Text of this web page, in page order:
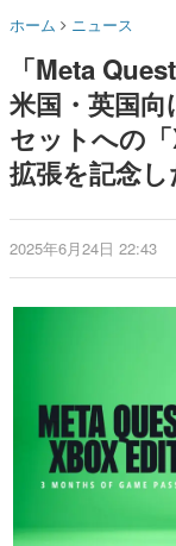
名作ゲ
きま
赫本
この
の形
これ
の姿
ゲー
日
日本の
ルを
解説を
若
『う
一先
ホーム ニュース
「Meta
米国・英国
セットへの
拡張を記念
2025年6月24日 22:43